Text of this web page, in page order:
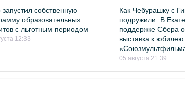
собственную
образовательных
с льготным периодом
12:33
Как Чебурашку с
подружили. В
поддержке Сбера
выставка к юбилею
05 августа 21:39